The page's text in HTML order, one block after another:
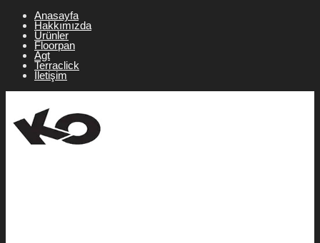
Anasayfa
Hakkımızda
Ürünler
Floorpan
Agt
Terraclick
İletişim